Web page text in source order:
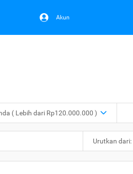
Akun
( Lebih dari Rp120.000.000 )
Urutkan dari: